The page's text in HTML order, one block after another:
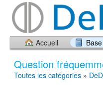
Accueil
Question
Toutes les catégories »